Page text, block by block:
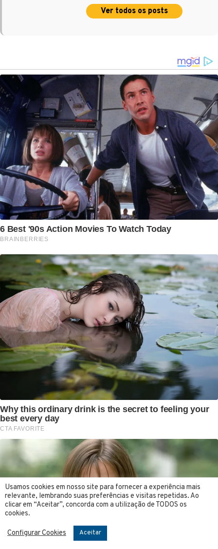
Ver todos os posts
Usamos cookies em nosso site para fornecer a experiência mais
relevante, lembrando suas preferências e visitas repetidas. Ao
clicar em “Aceitar”, concorda com a utilização de TODOS os
cookies.
Configurar Cookies Aceitar